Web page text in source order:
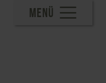
MENÜ